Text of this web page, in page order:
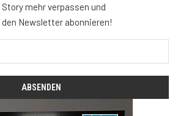
Story mehr verpassen und
Newsletter abonnieren!